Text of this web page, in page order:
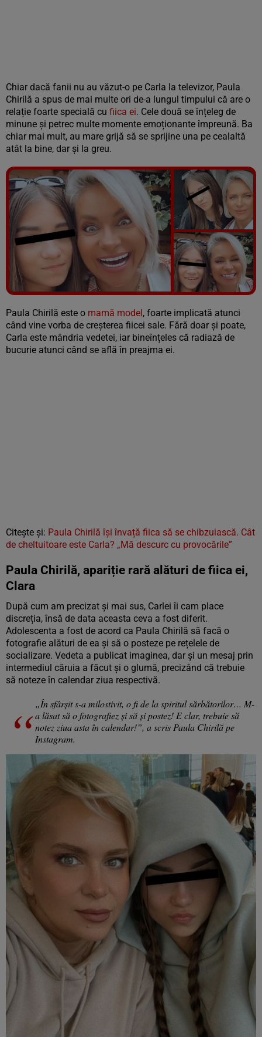
Chiar dacă fanii nu au văzut-o pe Carla la televizor, Paula
Chirilă a spus de mai multe ori de-a lungul timpului că are o
relație foarte specială cu fiica ei. Cele două se înțeleg de
minune și petrec multe momente emoționante împreună. Ba
chiar mai mult, au mare grijă să se sprijine una pe cealaltă
atât la bine, dar și la greu.
Vezi galeria foto
5 poze
Paula Chirilă este o mamă model, foarte implicată atunci
când vine vorba de creșterea fiicei sale. Fără doar și poate,
Carla este mândria vedetei, iar bineînțeles că radiază de
bucurie atunci când se află în preajma ei.
Citește și: Paula Chirilă își învață fiica să se chibzuiască. Cât
de cheltuitoare este Carla? „Mă descurc cu provocările”
Paula Chirilă, apariție rară alături de fiica ei,
Clara
După cum am precizat și mai sus, Carlei îi cam place
discreția, însă de data aceasta ceva a fost diferit.
Adolescenta a fost de acord ca Paula Chirilă să facă o
fotografie alături de ea și să o posteze pe rețelele de
socializare. Vedeta a publicat imaginea, dar și un mesaj prin
intermediul căruia a făcut și o glumă, precizând că trebuie
să noteze în calendar ziua respectivă.
„În sfârșit s-a milostivit, o fi de la spiritul sărbătorilor… M-
a lăsat să o fotografiez și să și postez! E clar, trebuie să
notez ziua asta în calendar!”, a scris Paula Chirilă pe
Instagram.